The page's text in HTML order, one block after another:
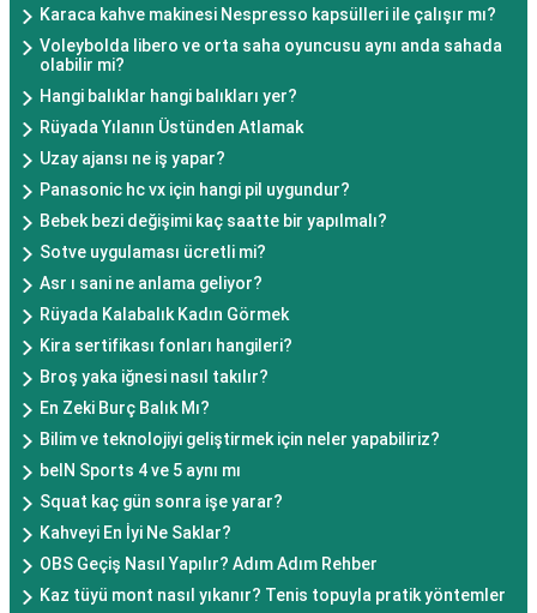
Karaca kahve makinesi Nespresso kapsülleri ile çalışır mı?
Voleybolda libero ve orta saha oyuncusu aynı anda sahada
olabilir mi?
Hangi balıklar hangi balıkları yer?
Rüyada Yılanın Üstünden Atlamak
Uzay ajansı ne iş yapar?
Panasonic hc vx için hangi pil uygundur?
Bebek bezi değişimi kaç saatte bir yapılmalı?
Sotve uygulaması ücretli mi?
Asr ı sani ne anlama geliyor?
Rüyada Kalabalık Kadın Görmek
Kira sertifikası fonları hangileri?
Broş yaka iğnesi nasıl takılır?
En Zeki Burç Balık Mı?
Bilim ve teknolojiyi geliştirmek için neler yapabiliriz?
beIN Sports 4 ve 5 aynı mı
Squat kaç gün sonra işe yarar?
Kahveyi En İyi Ne Saklar?
OBS Geçiş Nasıl Yapılır? Adım Adım Rehber
Kaz tüyü mont nasıl yıkanır? Tenis topuyla pratik yöntemler